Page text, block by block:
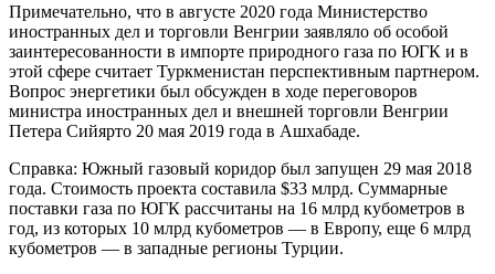
Примечательно, что в августе 2020 года Министерство
иностранных дел и торговли Венгрии заявляло об особой
заинтересованности в импорте природного газа по ЮГК и в
этой сфере считает Туркменистан перспективным партнером.
Вопрос энергетики был обсужден в ходе переговоров
министра иностранных дел и внешней торговли Венгрии
Петера Сийярто 20 мая 2019 года в Ашхабаде.
Справка: Южный газовый коридор был запущен 29 мая 2018
года. Стоимость проекта составила $33 млрд. Суммарные
поставки газа по ЮГК рассчитаны на 16 млрд кубометров в
год, из которых 10 млрд кубометров — в Европу, еще 6 млрд
кубометров — в западные регионы Турции.